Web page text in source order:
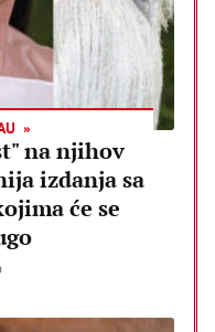
na njihov
izdanja sa
će se